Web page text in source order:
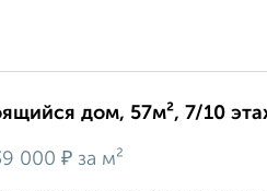
дом, 57м², 7/10
000 ₽ за м²